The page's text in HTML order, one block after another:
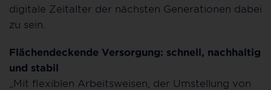
digitale Zeitalter der nächsten Generationen dabei
zu sein.
Flächendeckende Versorgung: schnell, nachhaltig
und stabil
„Mit flexiblen Arbeitsweisen, der Umstellung von